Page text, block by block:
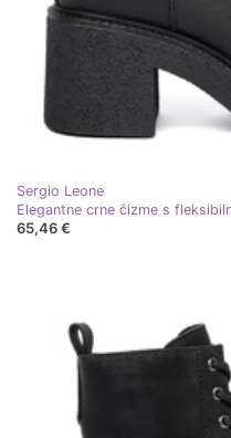
Sergio Leone
Elegantne crne čizme s
65,46 €